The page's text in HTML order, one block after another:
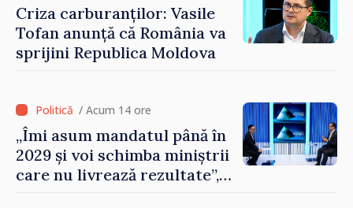
Criza carburanților: Vasile
Tofan anunță că România va
sprijini Republica Moldova
/ Acum 14 ore
„Îmi asum mandatul până în
2029 și voi schimba miniștrii
care nu livrează rezultate”,